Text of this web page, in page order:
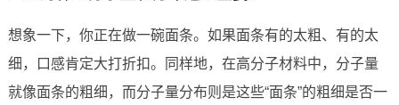
想象一下，你正在做一碗面条。如果面条有的太粗、有的太
细，口感肯定大打折扣。同样地，在高分子材料中，分子量
就像面条的粗细，而分子量分布则是这些“面条”的粗细是否一